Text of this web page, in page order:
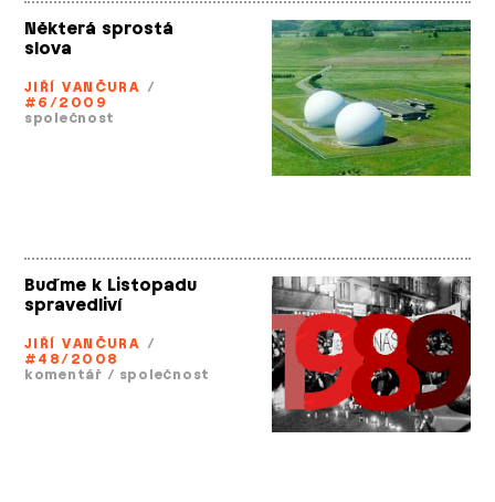
Některá sprostá
slova
JIŘÍ VANČURA /
#6/2009
společnost
Buďme k Listopadu
spravedliví
JIŘÍ VANČURA /
#48/2008
komentář / společnost